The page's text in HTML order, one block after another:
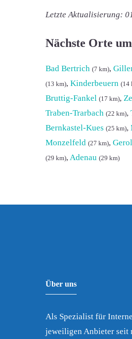
Letzte Aktualisierung:
Nächste Orte
Bad Bertrich (7 km),
(13 km), Kinderbeuern (14
Bruttig-Fankel (17 km),
Traben-Trarbach (22 km),
Bernkastel-Kues (25 km),
Monzelfeld (27 km),
(29 km), Adenau (29 km)
Über uns
Als Spezialist für
jeweiligen Anbieter seit